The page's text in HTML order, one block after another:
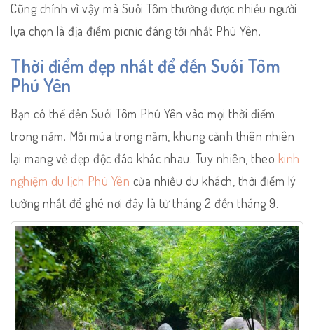
Cũng chính vì vậy mà Suối Tôm thường được nhiều người
lựa chọn là địa điểm picnic đáng tới nhất Phú Yên.
Thời điểm đẹp nhất để đến Suối Tôm
Phú Yên
Bạn có thể đến Suối Tôm Phú Yên vào mọi thời điểm
trong năm. Mỗi mùa trong năm, khung cảnh thiên nhiên
lại mang vẻ đẹp độc đáo khác nhau. Tuy nhiên, theo kinh
nghiệm du lịch Phú Yên của nhiều du khách, thời điểm lý
tưởng nhất để ghé nơi đây là từ tháng 2 đến tháng 9.